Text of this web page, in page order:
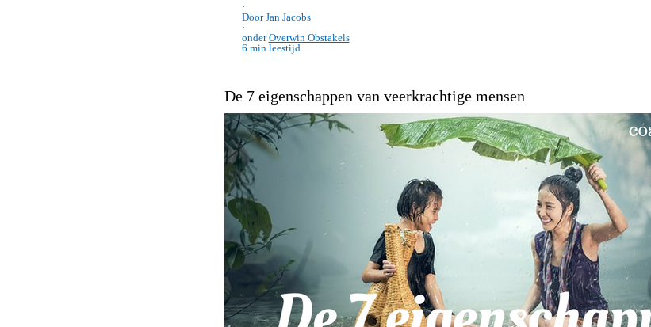
·
Door Jan Jacobs
·
onderOverwin Obstakels
6 min leestijd
De 7 eigenschappen van veerkrachtige mensen